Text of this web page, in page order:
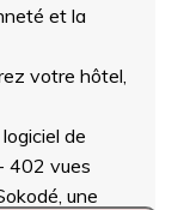
et la
votre hôtel,
de
402 vues
une